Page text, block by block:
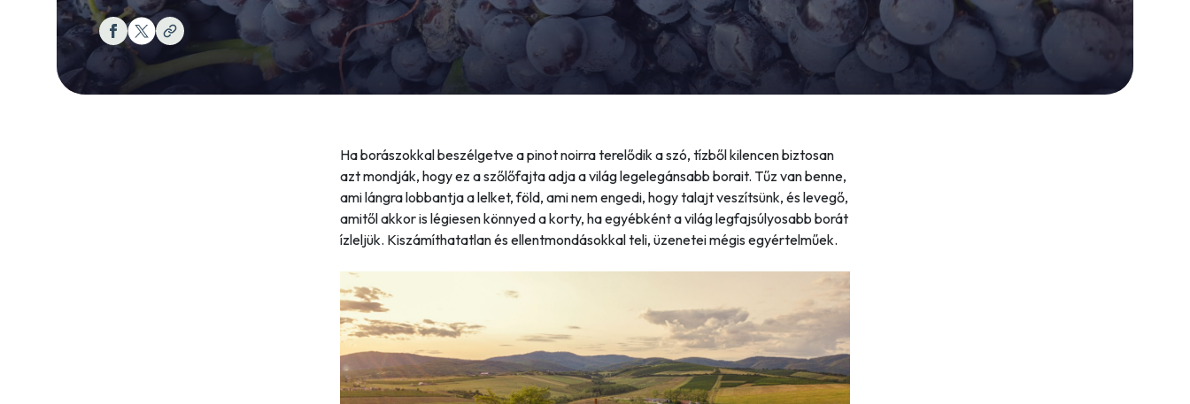
Ha borászokkal beszélgetve a pinot noirra terelődik a szó, tízből kilencen biztosan
azt mondják, hogy ez a szőlőfajta adja a világ legelegánsabb borait. Tűz van benne,
ami lángra lobbantja a lelket, föld, ami nem engedi, hogy talajt veszítsünk, és levegő,
amitől akkor is légiesen könnyed a korty, ha egyébként a világ legfajsúlyosabb borát
ízleljük. Kiszámíthatatlan és ellentmondásokkal teli, üzenetei mégis egyértelműek.